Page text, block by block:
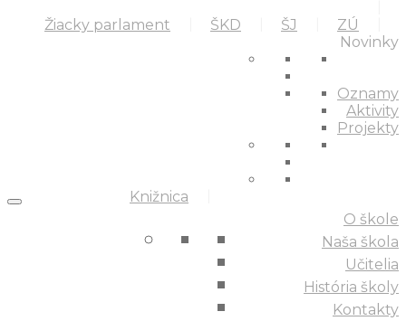
Žiacky parlament
ŠKD ŠJ ZÚ
Knižnica
Novinky
Oznamy
Aktivity
Projekty
O škole
Naša škola
Učitelia
História školy
Kontakty